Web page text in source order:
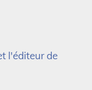
l'éditeur de